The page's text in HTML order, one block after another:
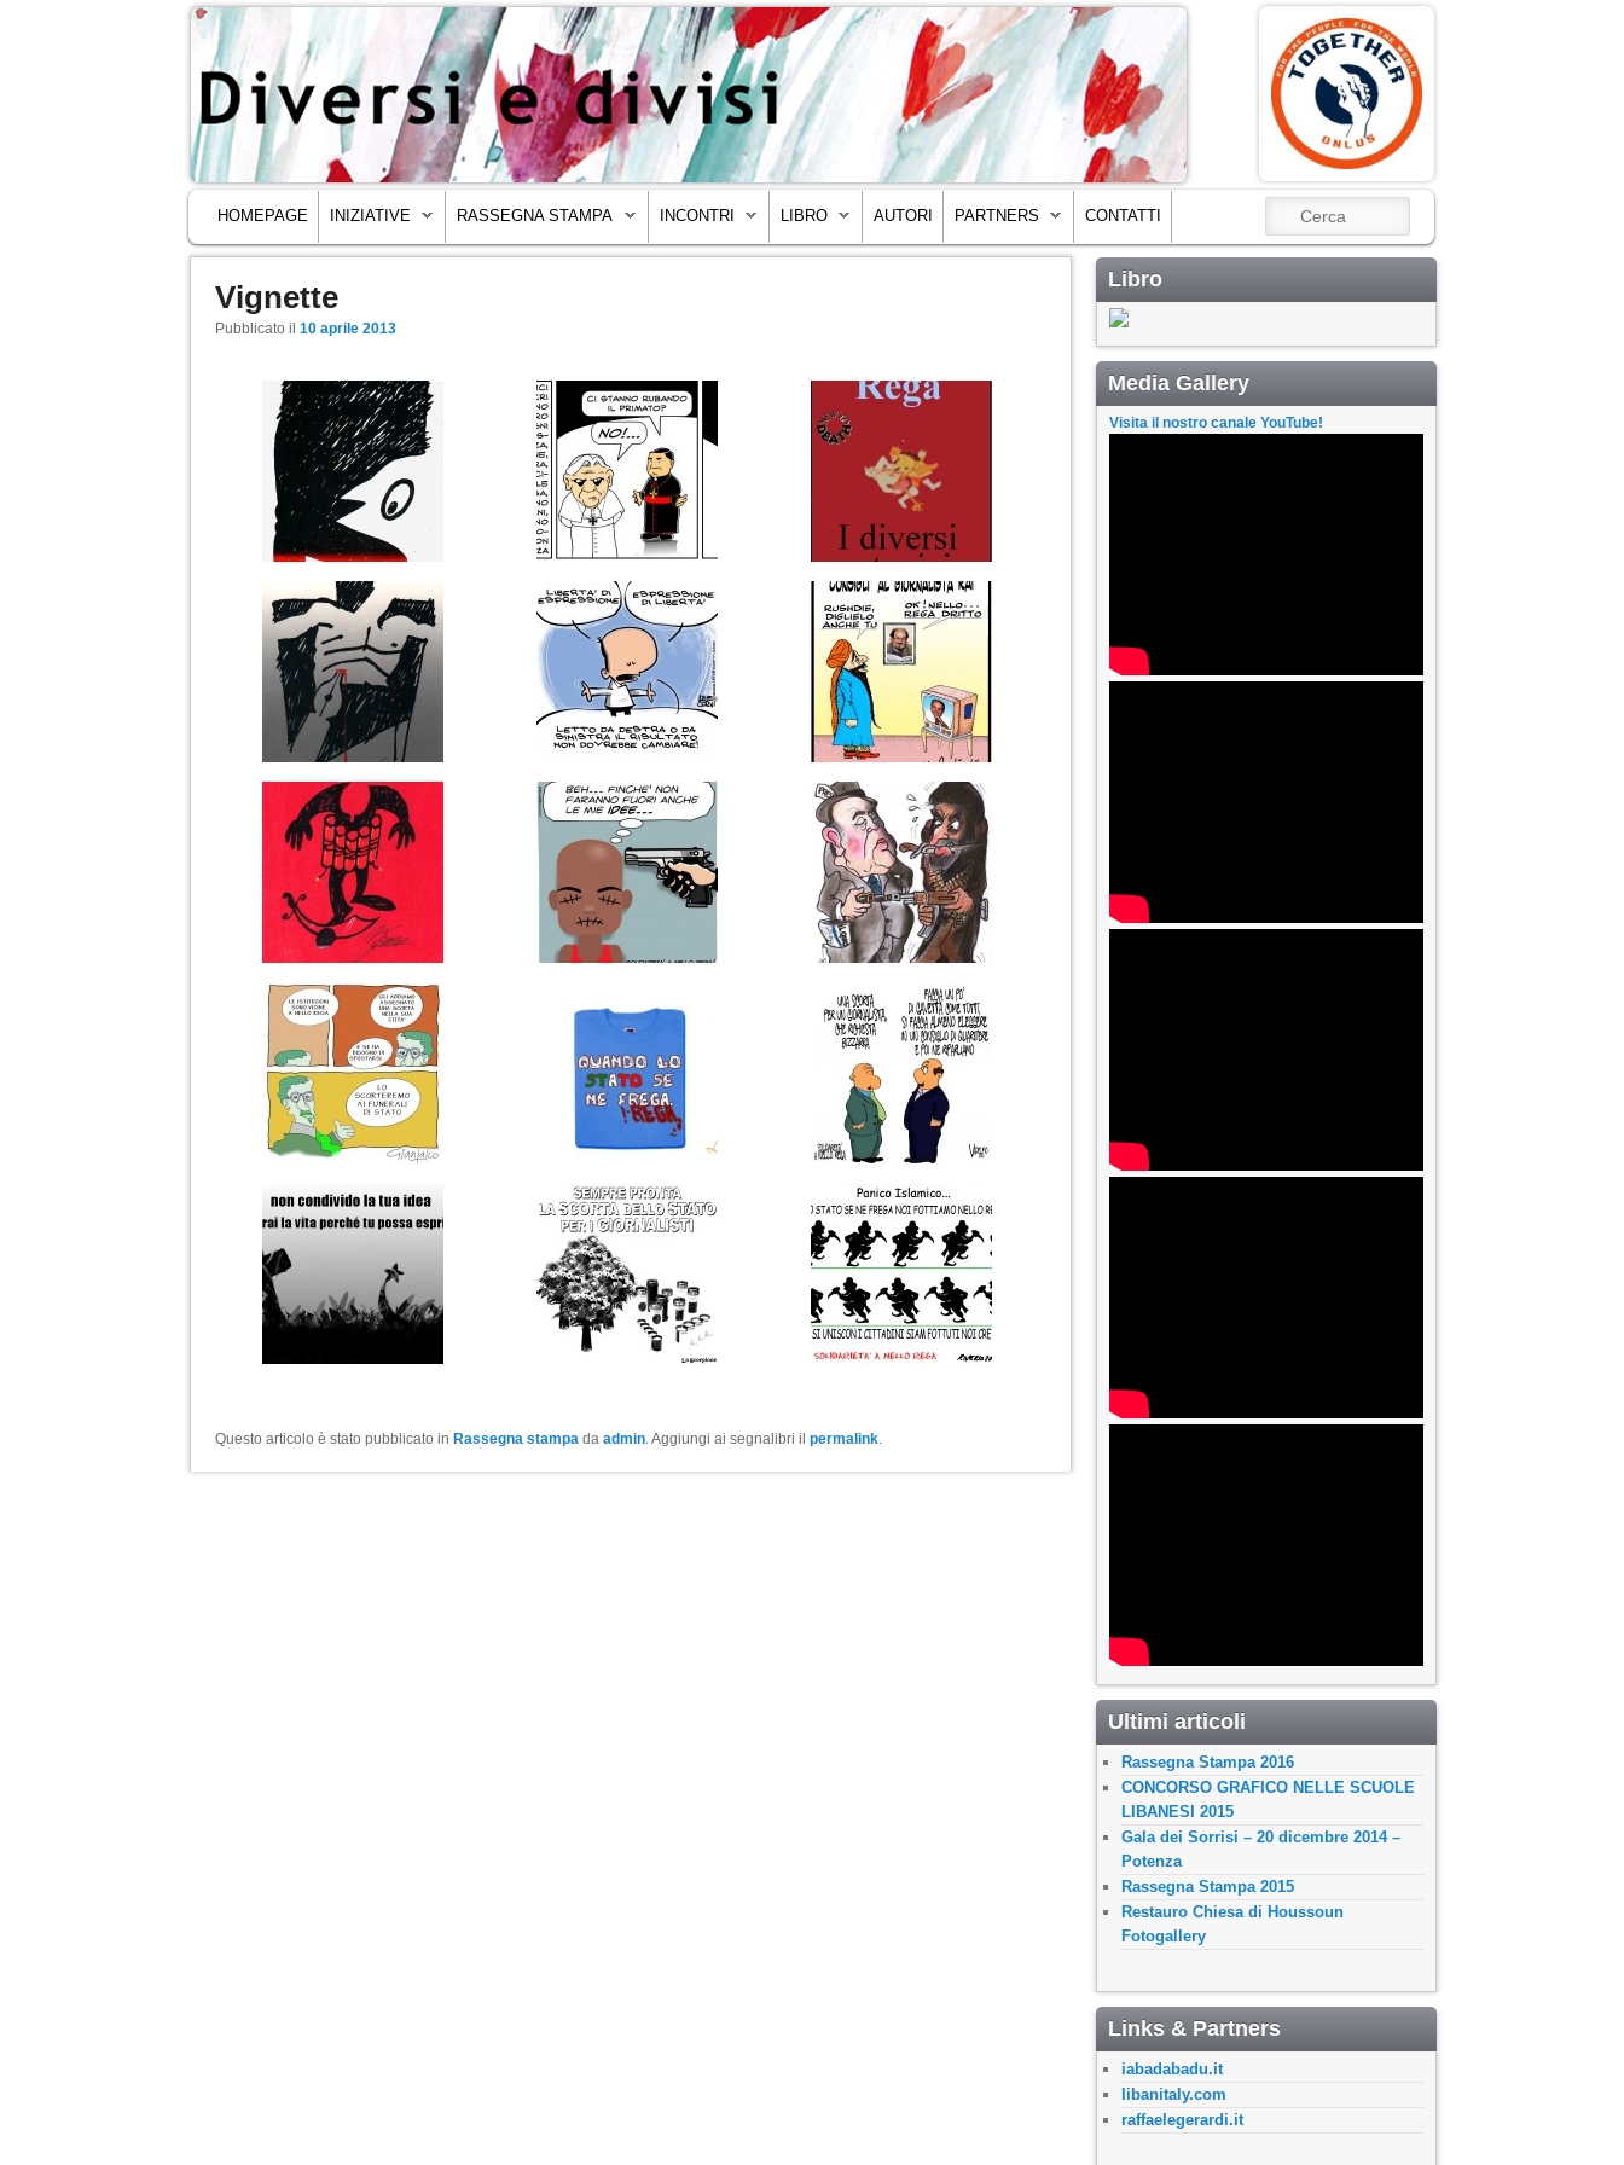
MENU PRINCIPALE
VAI AL CONTENUTO PRINCIPALE
VAI AL CONTENUTO SECONDARIO
HOMEPAGE INIZIATIVE RASSEGNA STAMPA INCONTRI LIBRO AUTORI PARTNERS CONTATTI CERCA
Navigazione articoli
Vignette
Pubblicato il 10 aprile 2013
Questo articolo è stato pubblicato in Rassegna stampa da admin. Aggiungi ai segnalibri il permalink.
Libro
Media Gallery
Visita il nostro canale YouTube!
Ultimi articoli
Rassegna Stampa 2016
CONCORSO GRAFICO NELLE SCUOLE
LIBANESI 2015
Gala dei Sorrisi – 20 dicembre 2014 –
Potenza
Rassegna Stampa 2015
Restauro Chiesa di Houssoun
Fotogallery
Links & Partners
iabadabadu.it
libanitaly.com
raffaelegerardi.it